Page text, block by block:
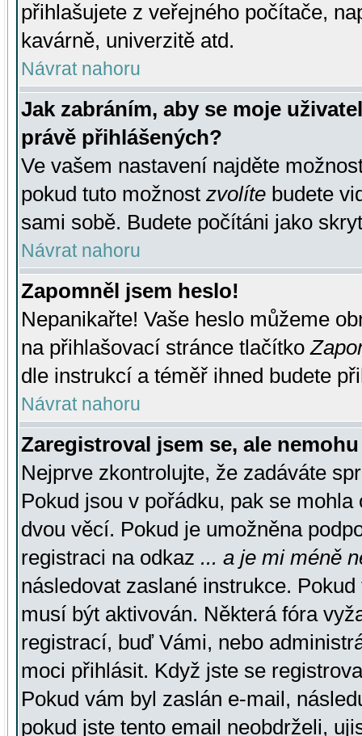
přihlašujete z veřejného počítače,
kavárně, univerzitě atd.
Návrat nahoru
Jak zabráním, aby se moje
právě přihlášených?
Ve vašem nastavení najděte
pokud tuto možnost zvolíte budete
sami sobě. Budete počítáni jako
Návrat nahoru
Zapomněl jsem heslo!
Nepanikařte! Vaše heslo můžeme
na přihlašovací stránce tlačítko
dle instrukcí a téměř ihned budete
Návrat nahoru
Zaregistroval jsem se, ale
Nejprve zkontrolujte, že zadáváte
Pokud jsou v pořádku, pak se
dvou věcí. Pokud je umožněna
registraci na odkaz ... a je mi méně
následovat zaslané instrukce.
musí být aktivován. Některá fóra
registrací, buď Vámi, nebo
moci přihlásit. Když jste se
Pokud vám byl zaslán e-mail,
pokud jste tento email neobdrželi,